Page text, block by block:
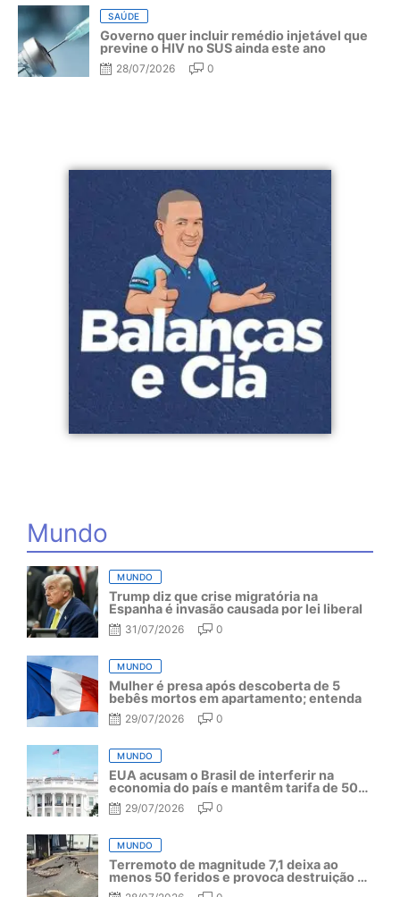
SAÚDE
Governo quer incluir remédio injetável que
previne o HIV no SUS ainda este ano
28/07/2026 0
Mundo
MUNDO
Trump diz que crise migratória na
Espanha é invasão causada por lei liberal
31/07/2026 0
MUNDO
Mulher é presa após descoberta de 5
bebês mortos em apartamento; entenda
29/07/2026 0
MUNDO
EUA acusam o Brasil de interferir na
economia do país e mantêm tarifa de 50%
por mais um ano
29/07/2026 0
MUNDO
Terremoto de magnitude 7,1 deixa ao
menos 50 feridos e provoca destruição no
Japão